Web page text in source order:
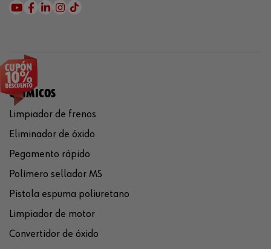
QUÍMICOS
Limpiador de frenos
Eliminador de óxido
Pegamento rápido
Polímero sellador MS
Pistola espuma poliuretano
Limpiador de motor
Convertidor de óxido